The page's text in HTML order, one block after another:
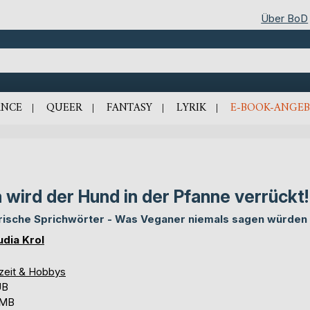
Über BoD
QUEER FANTASY LYRIK E-BOOK-
wird der Hund in der Pfanne verrückt!
Sprichwörter - Was Veganer niemals sagen würden
Krol
& Hobbys